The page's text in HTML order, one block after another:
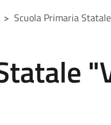
> Scuola Primaria